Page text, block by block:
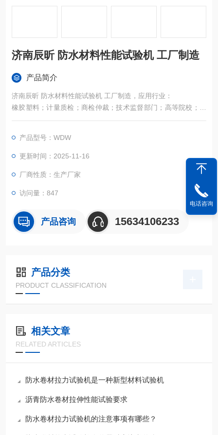
济南辰昕 防水材料性能试验机 工厂制造
产品简介
济南辰昕 防水材料性能试验机 工厂制造，应用行业：
橡胶塑料；计量质检；商检仲裁；技术监督部门；高等院校；科
研实验所；基础材料实验室；冶金钢铁；机械制造；电子电器；
器械；石油化工；航空航天；陶瓷材料；磁材产业；能源电池；
基础材料；特种材料等领域。
产品型号：WDW
更新时间：2025-11-16
厂商性质：生产厂家
访问量：847
产品咨询 15634106233
产品分类
PRODUCT CLASSIFICATION
相关文章
RELATED ARTICLES
防水卷材拉力试验机是一种新型材料试验机
沥青防水卷材拉伸性能试验要求
防水卷材拉力试验机的注意事项有哪些？
电话咨询